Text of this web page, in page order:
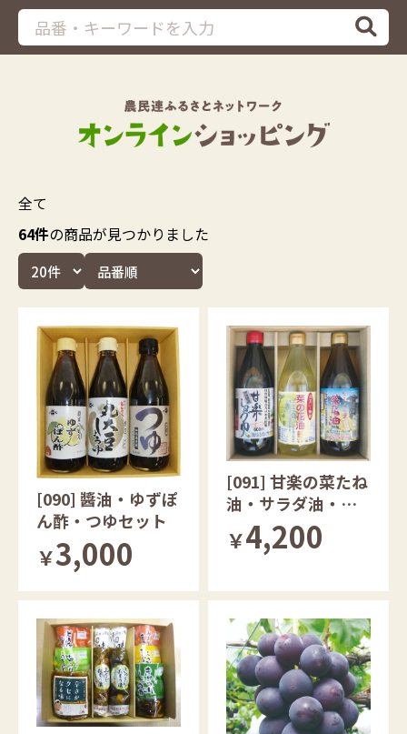
全て
64件の商品が見つかりました
[090] 醬油・ゆずぽ
ん酢・つゆセット
￥3,000
[091] 甘楽の菜たね
油・サラダ油・し
ょうゆギフト 群
馬県産
￥4,200